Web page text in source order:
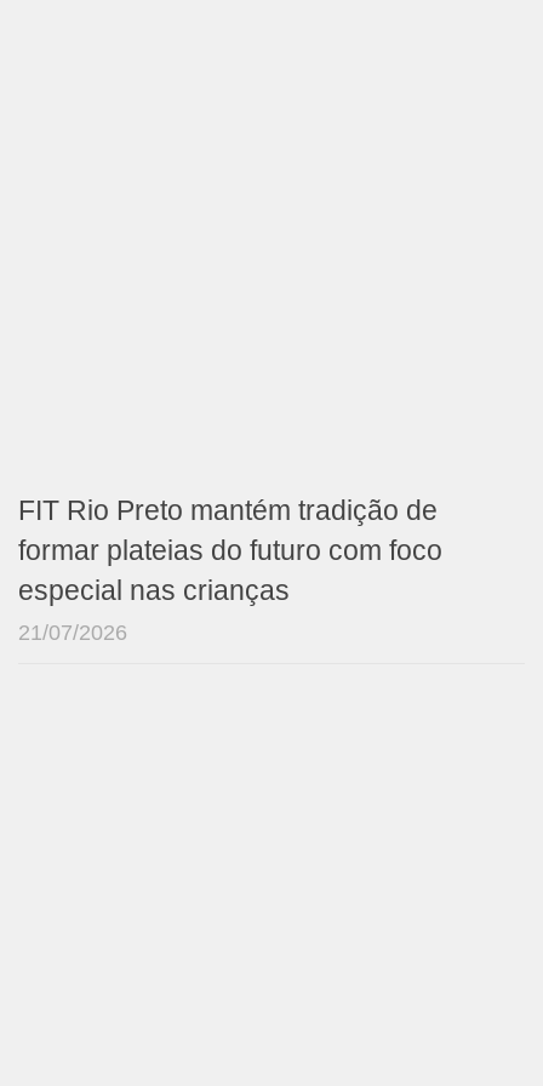
FIT Rio Preto mantém tradição de
formar plateias do futuro com foco
especial nas crianças
21/07/2026